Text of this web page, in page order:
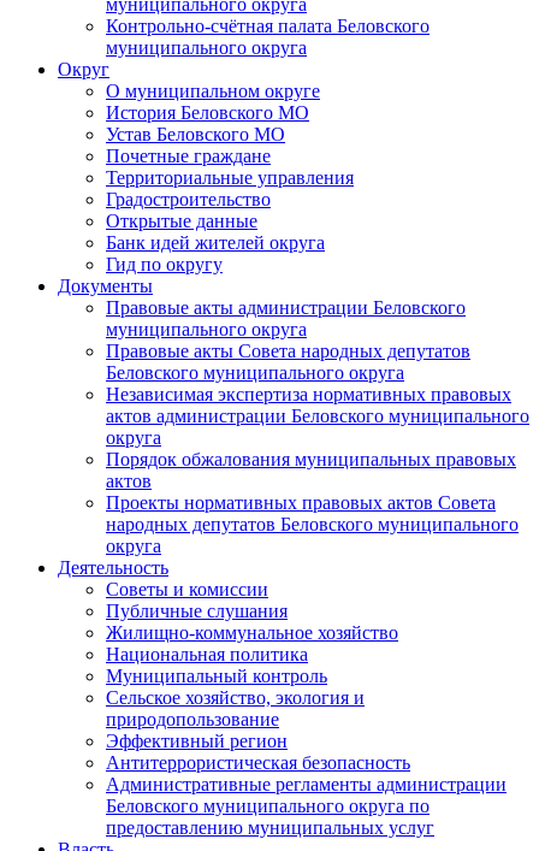
муниципального округа
Контрольно-счётная палата Беловского
муниципального округа
Округ
О муниципальном округе
История Беловского МО
Устав Беловского МО
Почетные граждане
Территориальные управления
Градостроительство
Открытые данные
Банк идей жителей округа
Гид по округу
Документы
Правовые акты администрации Беловского
муниципального округа
Правовые акты Совета народных депутатов
Беловского муниципального округа
Независимая экспертиза нормативных правовых
актов администрации Беловского муниципального
округа
Порядок обжалования муниципальных правовых
актов
Проекты нормативных правовых актов Совета
народных депутатов Беловского муниципального
округа
Деятельность
Советы и комиссии
Публичные слушания
Жилищно-коммунальное хозяйство
Национальная политика
Муниципальный контроль
Сельское хозяйство, экология и
природопользование
Эффективный регион
Антитеррористическая безопасность
Административные регламенты администрации
Беловского муниципального округа по
предоставлению муниципальных услуг